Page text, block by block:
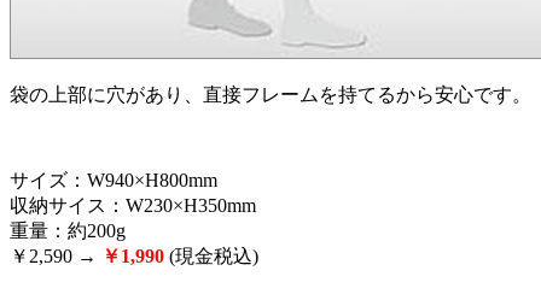
袋の上部に穴があり、直接フレームを持てるから安心です。
サイズ：W940×H800mm
収納サイス：W230×H350mm
重量：約200g
￥2,590 → ￥1,990 (現金税込)